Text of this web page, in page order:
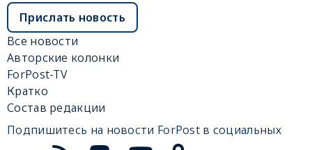
Прислать новость
Все новости
Авторские колонки
ForPost-TV
Кратко
Состав редакции
Подпишитесь на новости ForPost в социальных